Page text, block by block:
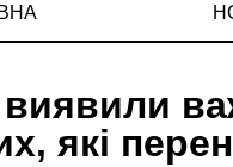
які